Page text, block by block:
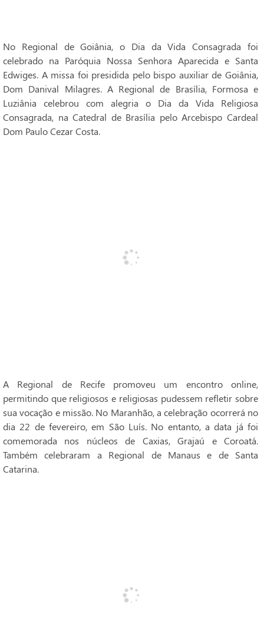
No Regional de Goiânia, o Dia da Vida Consagrada foi
celebrado na Paróquia Nossa Senhora Aparecida e Santa
Edwiges. A missa foi presidida pelo bispo auxiliar de Goiânia,
Dom Danival Milagres. A Regional de Brasília, Formosa e
Luziânia celebrou com alegria o Dia da Vida Religiosa
Consagrada, na Catedral de Brasília pelo Arcebispo Cardeal
Dom Paulo Cezar Costa.
A Regional de Recife promoveu um encontro online,
permitindo que religiosos e religiosas pudessem refletir sobre
sua vocação e missão. No Maranhão, a celebração ocorrerá no
dia 22 de fevereiro, em São Luís. No entanto, a data já foi
comemorada nos núcleos de Caxias, Grajaú e Coroatá.
Também celebraram a Regional de Manaus e de Santa
Catarina.